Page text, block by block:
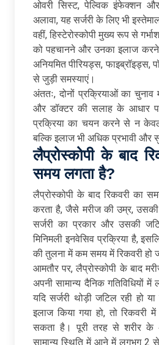
ओवरी सिस्ट, पेल्विक इंफेक्शन
अलावा, यह सर्जरी के लिए भी
वहीं, हिस्टेरोस्कोपी मुख्य रूप से
को पहचानने और उनका इलाज
अनियमित पीरियड्स, फाइब्रॉइड्स,
से जुड़ी समस्याएं।
अंततः, दोनों प्रक्रियाओं का चुनाव
और डॉक्टर की सलाह के आधार
प्रक्रिया का चयन करने से न
बल्कि इलाज भी अधिक प्रभावी और
लैप्रोस्कोपी के बाद
समय लगता है?
लैप्रोस्कोपी के बाद रिकवरी का
करता है, जैसे मरीज की उम्र, उसकी
सर्जरी का प्रकार और उसकी
मिनिमली इनवेसिव प्रक्रिया है,
की तुलना में कम समय में रिकवरी हो
आमतौर पर, लैप्रोस्कोपी के बाद
अपनी सामान्य दैनिक गतिविधियों
यदि सर्जरी थोड़ी जटिल रही हो
इलाज किया गया हो, तो
सकता है। पूरी तरह से शरीर के
सामान्य स्थिति में आने में लगभग 2